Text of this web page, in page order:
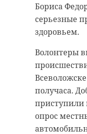
Бориса
серьезные
здоровьем.
Волонтеры
получаса.
приступили
опрос